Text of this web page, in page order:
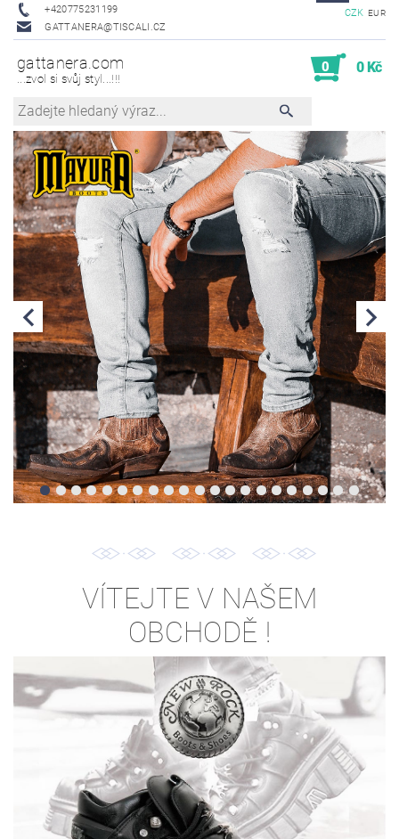
+420775231199
GATTANERA@TISCALI.CZ
CZK EUR
gattanera.com
...zvol si svůj styl...!!!
0 0 Kč
VÍTEJTE V NAŠEM
OBCHODĚ !